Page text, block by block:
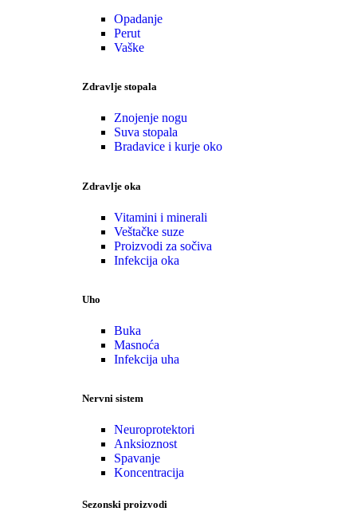
Opadanje
Perut
Vaške
Zdravlje stopala
Znojenje nogu
Suva stopala
Bradavice i kurje oko
Zdravlje oka
Vitamini i minerali
Veštačke suze
Proizvodi za sočiva
Infekcija oka
Uho
Buka
Masnoća
Infekcija uha
Nervni sistem
Neuroprotektori
Anksioznost
Spavanje
Koncentracija
Sezonski proizvodi